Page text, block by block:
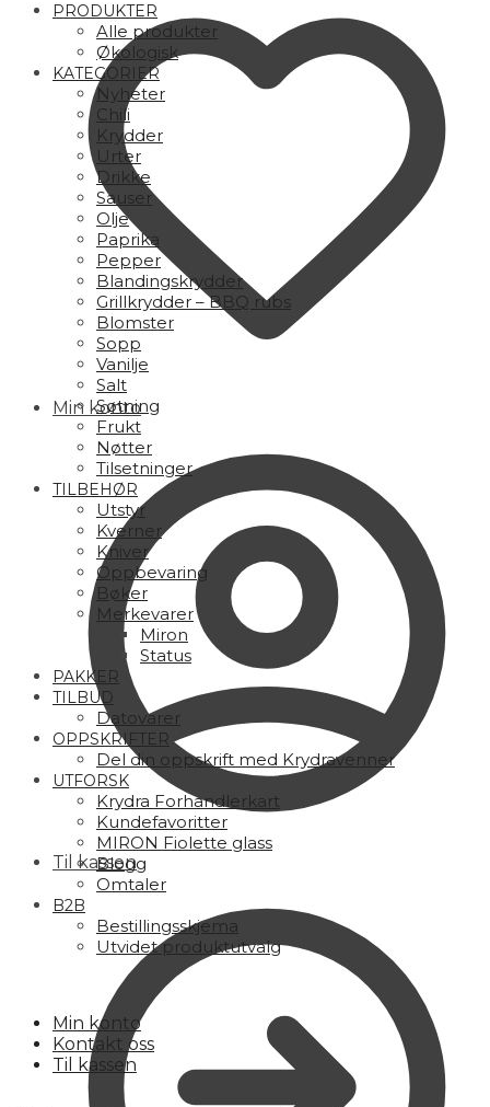
Min konto
Til kassen
PRODUKTER
Alle produkter
Økologisk
KATEGORIER
Nyheter
Chili
Krydder
Urter
Drikke
Sauser
Olje
Paprika
Pepper
Blandingskrydder
Grillkrydder – BBQ rubs
Blomster
Sopp
Vanilje
Salt
Søtning
Frukt
Nøtter
Tilsetninger
TILBEHØR
Utstyr
Kverner
Kniver
Oppbevaring
Bøker
Merkevarer
Miron
Status
PAKKER
TILBUD
Datovarer
OPPSKRIFTER
Del din oppskrift med Krydravenner
UTFORSK
Krydra Forhandlerkart
Kundefavoritter
MIRON Fiolette glass
Blogg
Omtaler
B2B
Bestillingsskjema
Utvidet produktutvalg
Min konto
Kontakt oss
Til kassen